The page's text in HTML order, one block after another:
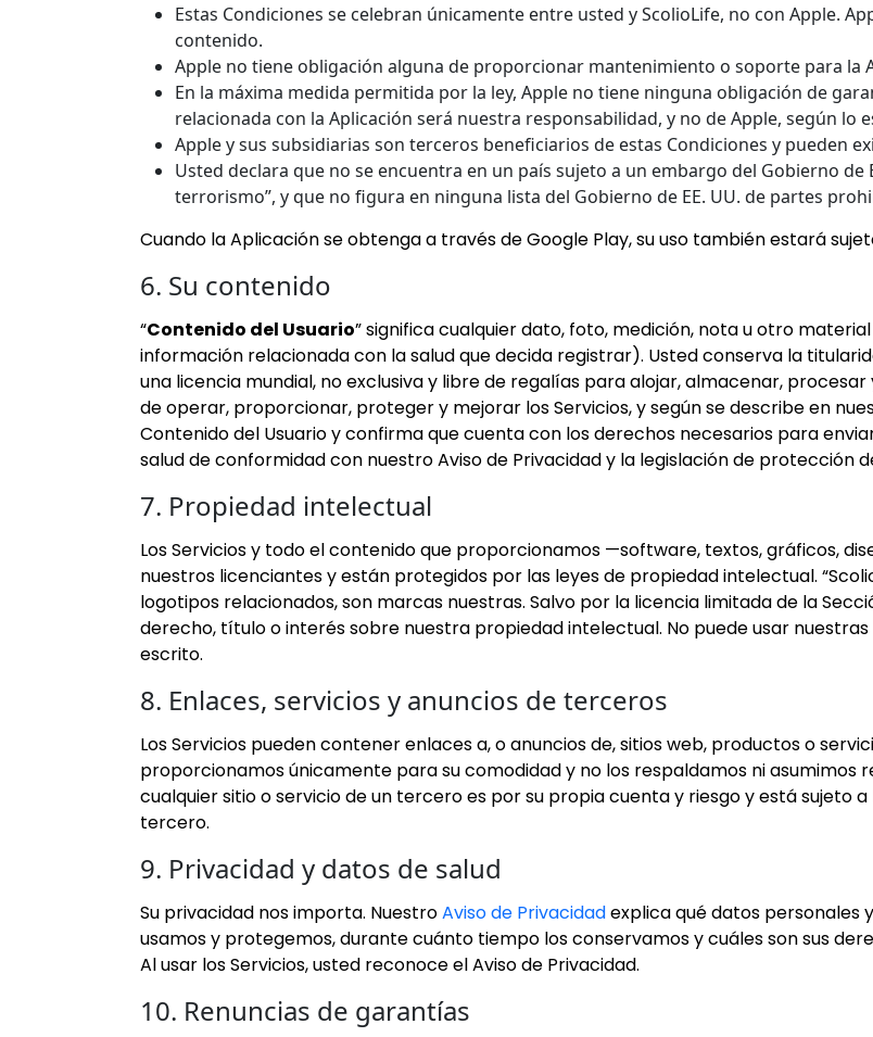
Estas Condiciones se celebran únicamente entre usted y ScolioLife, no con Apple.
contenido.
Apple no tiene obligación alguna de proporcionar mantenimiento o soporte para la
En la máxima medida permitida por la ley, Apple no tiene ninguna obligación de
relacionada con la Aplicación será nuestra responsabilidad, y no de Apple, según lo
Apple y sus subsidiarias son terceros beneficiarios de estas Condiciones y pueden
Usted declara que no se encuentra en un país sujeto a un embargo del Gobierno de
terrorismo”, y que no figura en ninguna lista del Gobierno de EE. UU. de partes
Cuando la Aplicación se obtenga a través de Google Play, su uso también estará
6. Su contenido
“Contenido del Usuario” significa cualquier dato, foto, medición, nota u otro
información relacionada con la salud que decida registrar). Usted conserva la
una licencia mundial, no exclusiva y libre de regalías para alojar, almacenar,
de operar, proporcionar, proteger y mejorar los Servicios, y según se describe en
Contenido del Usuario y confirma que cuenta con los derechos necesarios para
salud de conformidad con nuestro Aviso de Privacidad y la legislación de protección
7. Propiedad intelectual
Los Servicios y todo el contenido que proporcionamos —software, textos, gráficos,
nuestros licenciantes y están protegidos por las leyes de propiedad intelectual.
logotipos relacionados, son marcas nuestras. Salvo por la licencia limitada de la
derecho, título o interés sobre nuestra propiedad intelectual. No puede usar
escrito.
8. Enlaces, servicios y anuncios de terceros
Los Servicios pueden contener enlaces a, o anuncios de, sitios web, productos o
proporcionamos únicamente para su comodidad y no los respaldamos ni asumimos
cualquier sitio o servicio de un tercero es por su propia cuenta y riesgo y está sujeto
tercero.
9. Privacidad y datos de salud
Su privacidad nos importa. NuestroAviso de Privacidadexplica qué datos personales
usamos y protegemos, durante cuánto tiempo los conservamos y cuáles son sus
Al usar los Servicios, usted reconoce el Aviso de Privacidad.
10. Renuncias de garantías